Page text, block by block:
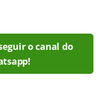
o canal do